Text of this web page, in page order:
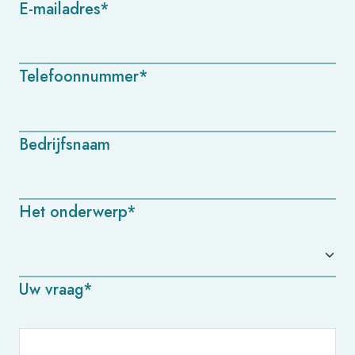
E-mailadres*
Telefoonnummer*
Bedrijfsnaam
Het onderwerp*
Uw vraag*